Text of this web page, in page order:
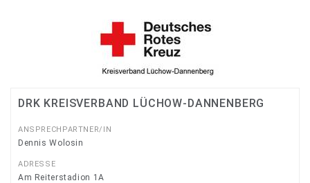
DRK KREISVERBAND LÜCHOW-DANNENBERG
ANSPRECHPARTNER/IN
Dennis Wolosin
ADRESSE
Am Reiterstadion 1A